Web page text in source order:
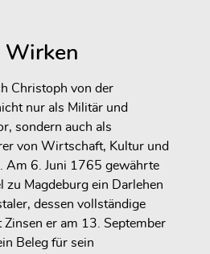
Wirken
Christoph von der
nur als Militär und
sondern auch als
von Wirtschaft, Kultur und
Am 6. Juni 1765 gewährte
zu Magdeburg ein Darlehen
dessen vollständige
Zinsen er am 13. September
Beleg für sein